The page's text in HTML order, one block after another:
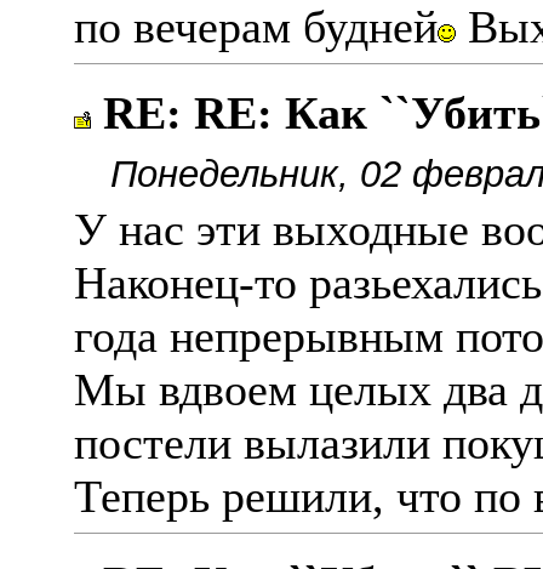
по вечерам будней
RE: RE: Как
Понедельник, 02
У нас эти выходные
Наконец-то
года непрерывным
Мы вдвоем целых два
постели вылазили
Теперь решили, что по